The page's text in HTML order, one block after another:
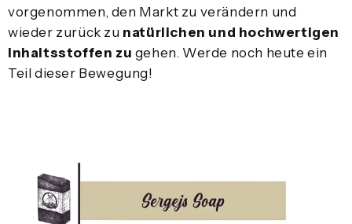
vorgenommen, den Markt zu verändern und
wieder zurück zu natürlichen und hochwertigen
Inhaltsstoffen zu gehen. Werde noch heute ein
Teil dieser Bewegung!